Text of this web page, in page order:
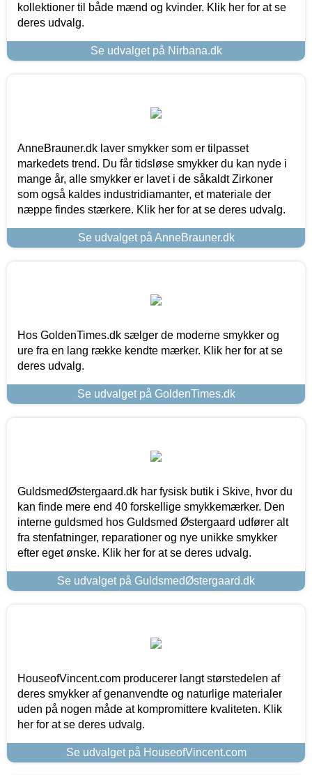
kollektioner til både mænd og kvinder. Klik her for at se
deres udvalg.
Se udvalget på Nirbana.dk
AnneBrauner.dk laver smykker som er tilpasset
markedets trend. Du får tidsløse smykker du kan nyde i
mange år, alle smykker er lavet i de såkaldt Zirkoner
som også kaldes industridiamanter, et materiale der
næppe findes stærkere. Klik her for at se deres udvalg.
Se udvalget på AnneBrauner.dk
Hos GoldenTimes.dk sælger de moderne smykker og
ure fra en lang række kendte mærker. Klik her for at se
deres udvalg.
Se udvalget på GoldenTimes.dk
GuldsmedØstergaard.dk har fysisk butik i Skive, hvor du
kan finde mere end 40 forskellige smykkemærker. Den
interne guldsmed hos Guldsmed Østergaard udfører alt
fra stenfatninger, reparationer og nye unikke smykker
efter eget ønske. Klik her for at se deres udvalg.
Se udvalget på GuldsmedØstergaard.dk
HouseofVincent.com producerer langt størstedelen af
deres smykker af genanvendte og naturlige materialer
uden på nogen måde at kompromittere kvaliteten. Klik
her for at se deres udvalg.
Se udvalget på HouseofVincent.com